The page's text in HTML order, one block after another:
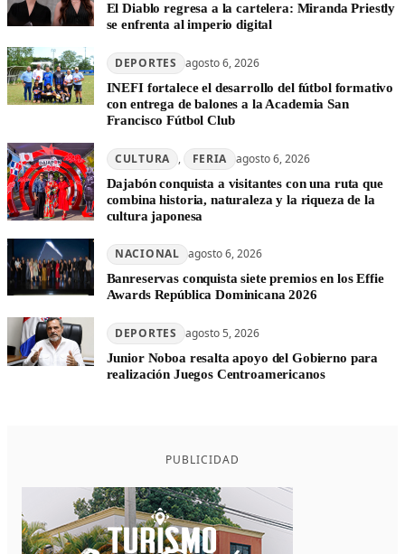
El Diablo regresa a la cartelera: Miranda Priestly
se enfrenta al imperio digital
DEPORTES agosto 6, 2026
INEFI fortalece el desarrollo del fútbol formativo
con entrega de balones a la Academia San
Francisco Fútbol Club
CULTURA , FERIA agosto 6, 2026
Dajabón conquista a visitantes con una ruta que
combina historia, naturaleza y la riqueza de la
cultura japonesa
NACIONAL agosto 6, 2026
Banreservas conquista siete premios en los Effie
Awards República Dominicana 2026
DEPORTES agosto 5, 2026
Junior Noboa resalta apoyo del Gobierno para
realización Juegos Centroamericanos
PUBLICIDAD